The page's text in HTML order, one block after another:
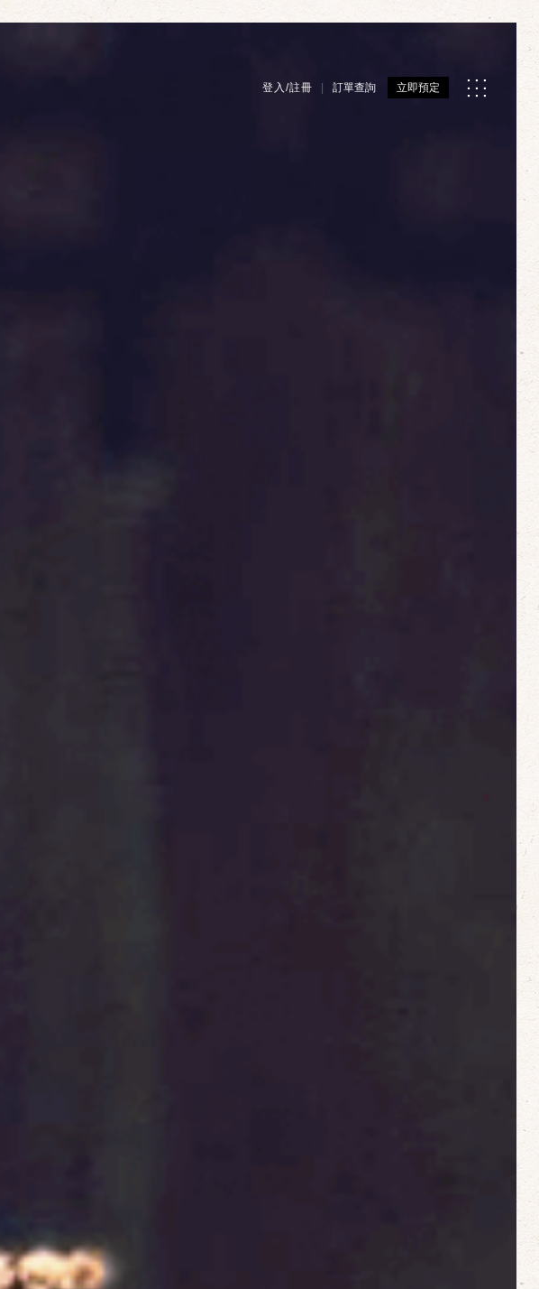
登入/註冊 訂單查詢 立即預定